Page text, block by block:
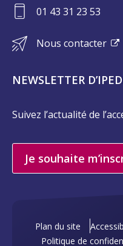
01 43 31 23 53
Nous contacter
NEWSLETTER
Suivez l’actualité de
Je souhaite
Plan du site
Politique de